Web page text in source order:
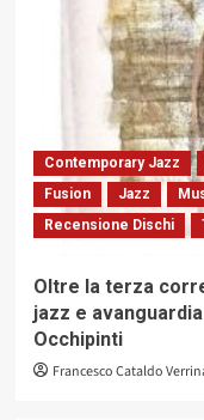
Contemporary Jazz
Fusion
Jazz
Recensione Dischi
Oltre la terza
jazz e
Occhipinti
Francesco Cataldo